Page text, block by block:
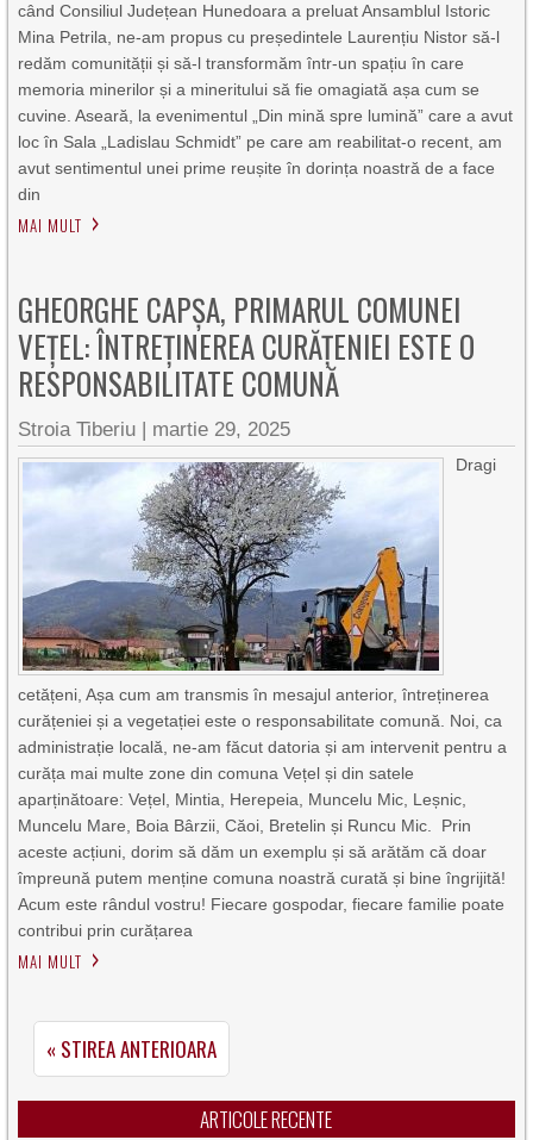
când Consiliul Județean Hunedoara a preluat Ansamblul Istoric
Mina Petrila, ne-am propus cu președintele Laurențiu Nistor să-l
redăm comunității și să-l transformăm într-un spațiu în care
memoria minerilor și a mineritului să fie omagiată așa cum se
cuvine. Aseară, la evenimentul „Din mină spre lumină” care a avut
loc în Sala „Ladislau Schmidt” pe care am reabilitat-o recent, am
avut sentimentul unei prime reușite în dorința noastră de a face
din
MAI MULT
GHEORGHE CAPȘA, PRIMARUL COMUNEI
VEȚEL: ÎNTREȚINEREA CURĂȚENIEI ESTE O
RESPONSABILITATE COMUNĂ
Stroia Tiberiu | martie 29, 2025
Dragi
cetățeni, Așa cum am transmis în mesajul anterior, întreținerea
curățeniei și a vegetației este o responsabilitate comună. Noi, ca
administrație locală, ne-am făcut datoria și am intervenit pentru a
curăța mai multe zone din comuna Vețel și din satele
aparținătoare: Vețel, Mintia, Herepeia, Muncelu Mic, Leșnic,
Muncelu Mare, Boia Bârzii, Căoi, Bretelin și Runcu Mic. Prin
aceste acțiuni, dorim să dăm un exemplu și să arătăm că doar
împreună putem menține comuna noastră curată și bine îngrijită!
Acum este rândul vostru! Fiecare gospodar, fiecare familie poate
contribui prin curățarea
MAI MULT
« STIREA ANTERIOARA
ARTICOLE RECENTE